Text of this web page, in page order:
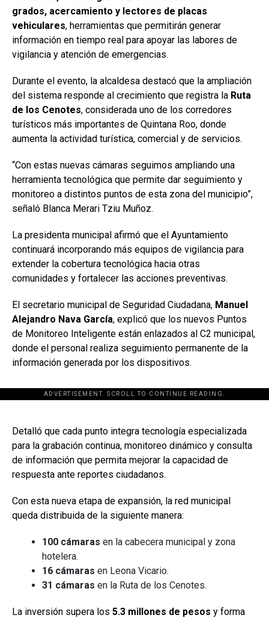
grados, acercamiento y lectores de placas
vehiculares, herramientas que permitirán generar
información en tiempo real para apoyar las labores de
vigilancia y atención de emergencias.
Durante el evento, la alcaldesa destacó que la ampliación
del sistema responde al crecimiento que registra la Ruta
de los Cenotes, considerada uno de los corredores
turísticos más importantes de Quintana Roo, donde
aumenta la actividad turística, comercial y de servicios.
“Con estas nuevas cámaras seguimos ampliando una
herramienta tecnológica que permite dar seguimiento y
monitoreo a distintos puntos de esta zona del municipio”,
señaló Blanca Merari Tziu Muñoz.
La presidenta municipal afirmó que el Ayuntamiento
continuará incorporando más equipos de vigilancia para
extender la cobertura tecnológica hacia otras
comunidades y fortalecer las acciones preventivas.
El secretario municipal de Seguridad Ciudadana, Manuel
Alejandro Nava García, explicó que los nuevos Puntos
de Monitoreo Inteligente están enlazados al C2 municipal,
donde el personal realiza seguimiento permanente de la
información generada por los dispositivos.
ADVERTISEMENT. SCROLL TO CONTINUE READING.
[adsforwp id="243463"]
Detalló que cada punto integra tecnología especializada
para la grabación continua, monitoreo dinámico y consulta
de información que permita mejorar la capacidad de
respuesta ante reportes ciudadanos.
Con esta nueva etapa de expansión, la red municipal
queda distribuida de la siguiente manera:
100 cámaras en la cabecera municipal y zona
hotelera.
16 cámaras en Leona Vicario.
31 cámaras en la Ruta de los Cenotes.
La inversión supera los 5.3 millones de pesos y forma